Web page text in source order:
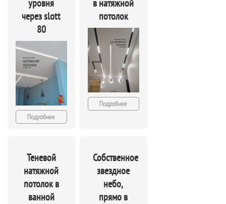
уровня
через slott
80
Подробнее
в натяжной
потолок
Подробнее
Теневой
натяжной
потолок в
ванной
Собственное
звездное
небо,
прямо в